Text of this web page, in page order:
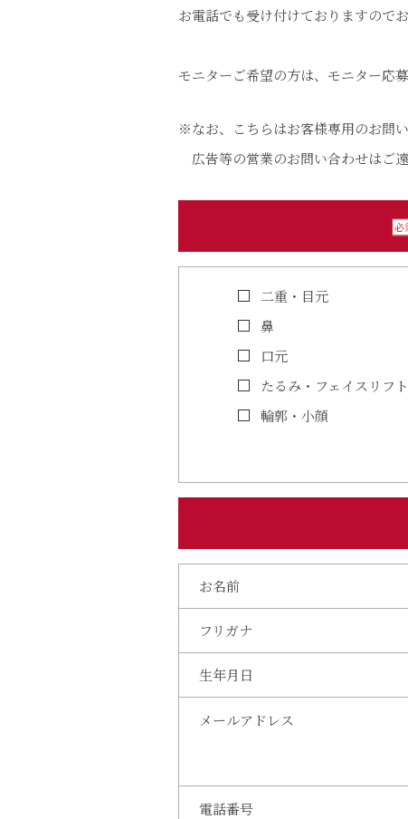
お電話でも受け付けておりますので
モニターご希望の方は、モニター応
※なお、こちらはお客様専用のお問
広告等の営業のお問い合わせはご
必
二重・目元
鼻
口元
たるみ・フェイスリフト
輪郭・小顔
お名前
フリガナ
生年月日
メールアドレス
電話番号